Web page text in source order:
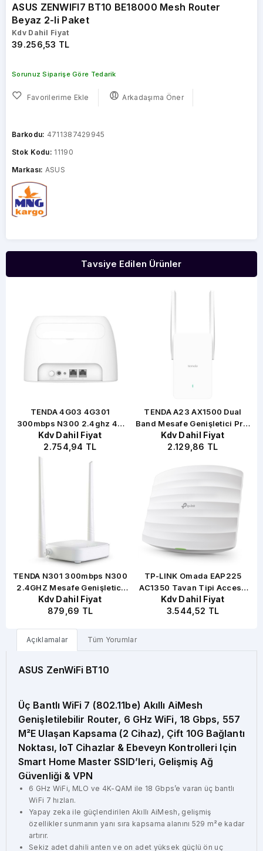
ASUS ZENWIFI7 BT10 BE18000 Mesh Router
Beyaz 2-li Paket
Kdv Dahil Fiyat
39.256,53 TL
Sorunuz Siparişe Göre Tedarik
Favorilerime Ekle Arkadaşıma Öner
Barkodu: 4711387429945
Stok Kodu: 11190
Markası: ASUS
Tavsiye Edilen Ürünler
TENDA 4G03 4G301
300mbps N300 2.4ghz 4G
LTE Router
Kdv Dahil Fiyat
2.754,94 TL
TENDA N301 300mbps N300
2.4GHZ Mesafe Genişletici
EV Ofis Tipi Access Point
Router
Kdv Dahil Fiyat
879,69 TL
TENDA A23 AX1500 Dual
Band Mesafe Genişletici Priz
Tipi 2x Harici Anten
Kdv Dahil Fiyat
2.129,86 TL
TP-LINK Omada EAP225
AC1350 Tavan Tipi Access
Point
Kdv Dahil Fiyat
3.544,52 TL
Açıklamalar Tüm Yorumlar
ASUS ZenWiFi BT10
Üç Bantlı WiFi 7 (802.11be) Akıllı AiMesh
Genişletilebilir Router, 6 GHz WiFi, 18 Gbps, 557
M²e Ulaşan Kapsama (2 Cihaz), Çift 10G Bağlantı
Noktası, IoT Cihazlar & Ebeveyn Kontrolleri Için
Smart Home Master SSID’leri, Gelişmiş Ağ
Güvenliği & VPN
6 GHz WiFi, MLO ve 4K-QAM ile 18 Gbps’e varan üç bantlı
WiFi 7 hızları.
Yapay zeka ile güçlendirilen Akıllı AiMesh, gelişmiş
özellikler sunmanın yanı sıra kapsama alanını 529 m²e kadar
artırır.
Sekiz adet dahili anten ve on adet yüksek güçlü ön uç